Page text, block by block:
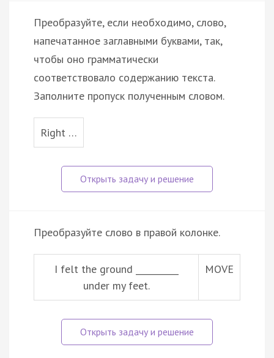
Преобразуйте, если необходимо, слово,
напечатанное заглавными буквами, так,
чтобы оно грамматически
соответствовало содержанию текста.
Заполните пропуск полученным словом.
Right …
Преобразуйте слово в правой колонке.
I felt the ground __________
under my feet.
MOVE